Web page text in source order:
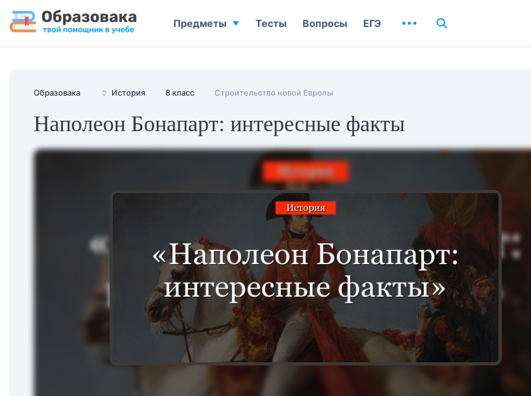
Образовака 🏺 История 8 класс Строительство новой Европы
Наполеон Бонапарт: интересные факты
Предметы Тесты Вопросы ЕГЭ